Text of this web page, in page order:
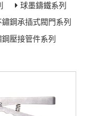
球墨鑄鐵系列
鏽鋼承插式閥門系列
鋼壓接管件系列